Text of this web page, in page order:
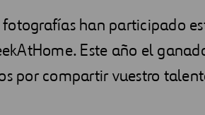
han participado
Este año el
por compartir vuestro